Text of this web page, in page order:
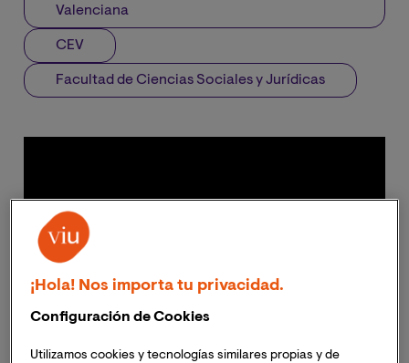
Valenciana
CEV
Facultad de Ciencias Sociales y Jurídicas
¡Hola! Nos importa tu privacidad.
Configuración de Cookies
Utilizamos cookies y tecnologías similares propias y de